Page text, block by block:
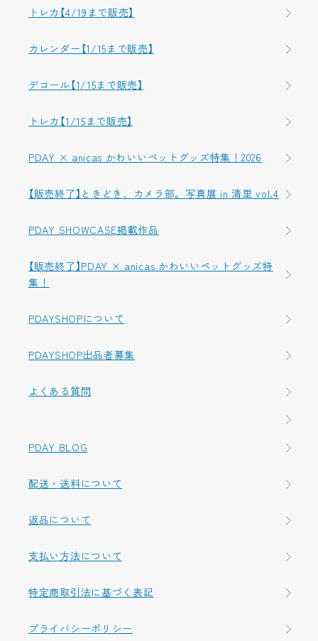
トレカ【4/19まで販売】
カレンダー【1/15まで販売】
デコール【1/15まで販売】
トレカ【1/15まで販売】
PDAY × anicas かわいいペットグッズ特集！2026
【販売終了】ときどき、カメラ部。写真展 in 清里 vol.4
PDAY SHOWCASE掲載作品
【販売終了】PDAY × anicas かわいいペットグッズ特
集！
PDAYSHOPについて
PDAYSHOP出品者募集
よくある質問
PDAY BLOG
配送・送料について
返品について
支払い方法について
特定商取引法に基づく表記
プライバシーポリシー